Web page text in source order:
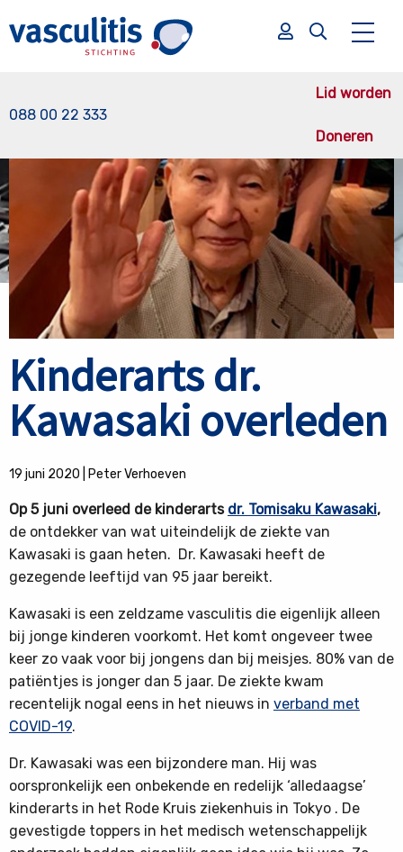
088 00 22 333
Lid worden
Doneren
Zoek
Kinderarts dr.
Kawasaki overleden
19 juni 2020 Peter Verhoeven
Op 5 juni overleed de kinderarts dr. Tomisaku Kawasaki,
de ontdekker van wat uiteindelijk de ziekte van
Kawasaki is gaan heten. Dr. Kawasaki heeft de
gezegende leeftijd van 95 jaar bereikt.
Kawasaki is een zeldzame vasculitis die eigenlijk alleen
bij jonge kinderen voorkomt. Het komt ongeveer twee
keer zo vaak voor bij jongens dan bij meisjes. 80% van de
patiëntjes is jonger dan 5 jaar. De ziekte kwam
recentelijk nogal eens in het nieuws in verband met
COVID-19.
Dr. Kawasaki was een bijzondere man. Hij was
oorspronkelijk een onbekende en redelijk ‘alledaagse’
kinderarts in het Rode Kruis ziekenhuis in Tokyo . De
gevestigde toppers in het medisch wetenschappelijk